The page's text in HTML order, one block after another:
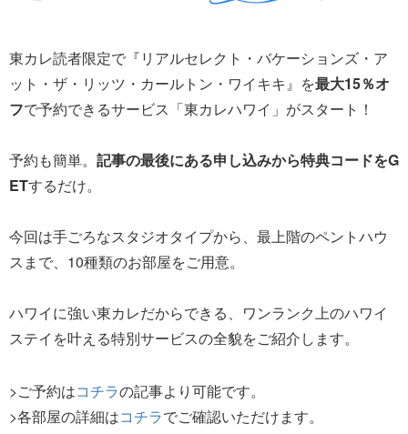
東カレ読者限定で『リアルセレクト・バケーションズ・ア
ット・ザ・リッツ・カールトン・ワイキキ』を最大15％オ
フで予約できるサービス「東カレハワイ」がスタート！
予約も簡単。 記事の最後にある申し込みから特典コードをG
ETするだけ。
今回は手ごろなスタジオタイプから、最上階のペントハウ
スまで、10種類のお部屋をご用意。
ハワイに強い東カレだからできる、ワンランク上のハワイ
ステイを叶える特別サービスの全貌をご紹介します。
>ご予約はコチラの記事より可能です。
>各部屋の詳細はコチラでご確認いただけます。